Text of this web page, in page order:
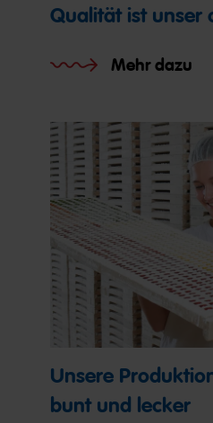
Qualität ist unser
Mehr dazu
Unsere
bunt und lecker